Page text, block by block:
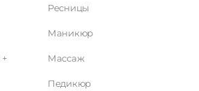
Ресницы
Маникюр
Массаж
Педикюр